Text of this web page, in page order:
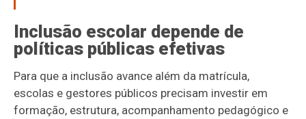
Inclusão escolar depende de
políticas públicas efetivas
Para que a inclusão avance além da matrícula,
escolas e gestores públicos precisam investir em
formação, estrutura, acompanhamento pedagógico e